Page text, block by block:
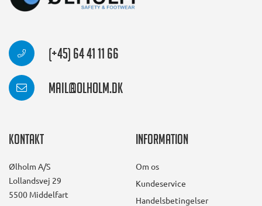
(+45) 64 41 11 66
mail@olholm.dk
Kontakt
Ølholm A/S
Lollandsvej 29
5500 Middelfart
Information
Om os
Kundeservice
Handelsbetingelser